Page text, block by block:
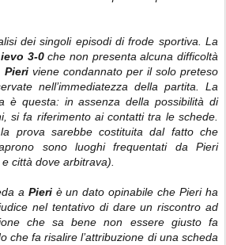
dei singoli episodi di frode sportiva. La
3-0che non presenta alcuna difficoltà
Pieri viene condannato per il solo preteso
nell’immediatezza della partita. La
è questa: in assenza della possibilità di
si fa riferimento ai contatti tra le schede.
la prova sarebbe costituita dal fatto che
sono luoghi frequentati da Pieri
città dove arbitrava).
a Pieriè un dato opinabile che Pieri ha
nel tentativo di dare un riscontro ad
che sa bene non essere giusto fa
che fa risalire l’attribuzione di una scheda